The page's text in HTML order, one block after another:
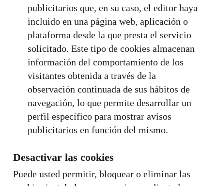
publicitarios que, en su caso, el editor haya
incluido en una página web, aplicación o
plataforma desde la que presta el servicio
solicitado. Este tipo de cookies almacenan
información del comportamiento de los
visitantes obtenida a través de la
observación continuada de sus hábitos de
navegación, lo que permite desarrollar un
perfil específico para mostrar avisos
publicitarios en función del mismo.
Desactivar las cookies
Puede usted permitir, bloquear o eliminar las